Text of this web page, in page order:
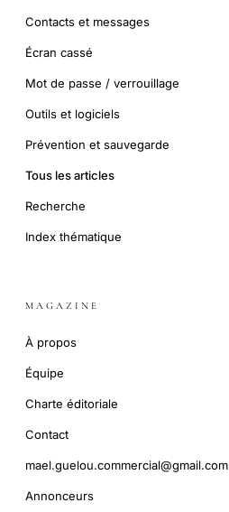
Contacts et messages
Écran cassé
Mot de passe / verrouillage
Outils et logiciels
Prévention et sauvegarde
Tous les articles
Recherche
Index thématique
MAGAZINE
À propos
Équipe
Charte éditoriale
Contact
mael.guelou.commercial@gmail.com
Annonceurs